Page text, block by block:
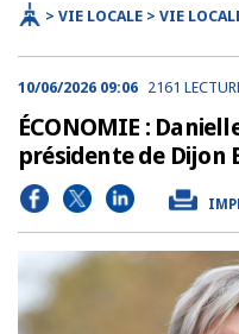
> VIE LOCALE > VIE
10/06/2026 09:06 2161
ÉCONOMIE :
présidente de Dijon